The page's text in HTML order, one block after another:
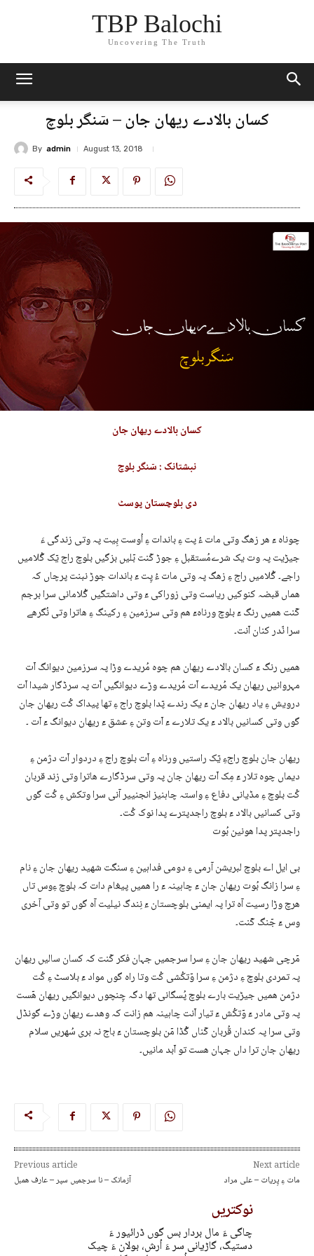
TBP Balochi
Uncovering The Truth
کسان بالادے ریھان جان – سٙنگر بلوچ
By admin August 13, 2018
کسان بالادے ریھان جان
نبشتانک : سٙنگر بلوچ
دی بلوچستان پوسٹ
چوناہ ءٙ ھر زھگ وتی مات ءُ پت ءِ باندات ءِ اُوست بِیت پہ وتی زندگی ءَ
جیڑیت پہ وت یک شرےمُستقبل ءِ جوڑ کٙنت بٙلیں بزگیں بلوچ راج یٙک گُلامیں
راجے۔ گُلامیں راج ءِ زھگ پہ وتی مات ءُ پِت ءٙ باندات جوڑ نبنت پرچاں کہ
ھماں قبضہ کنوکیں ریاست وتی زوراکی ءٙ وتی داشتگیں گُلامانی سرا برجم
کٙنت ھمیں رنگ ءٙ بلوچ ورناہءٙ ھم وتی سرزمین ءِ رکینگ ءِ ھاترا وتی نُگرھے
سرا نّدر کنان اٙنت۔
ھمیں رنگ ءٙ کسان بالادے ریھان ھم چوہ مُریدے وڑا پہ سرزمین دیوانگ اٙت
مہروانیں ریھان یک مُریدے اٙت مُریدے وڑے دیوانگیں اٙت پہ سرڈگار شیدا اٙت
درویش ءِ یاد ریھان جان ءٙ یک رندے پٙدا بلوچ راج ءِ تھا پیداک کُت ریھان جان
گوں وتی کسانیں بالاد ءٙ یک تلارے ءٙ اٙت وتن ءِ عشق ءٙ ریھان دیوانگ ءٙ اٙت ۔
ریھان جان بلوچ راجءِ یٙک راستیں ورناہ ءِ اٙت بلوچ راج ءِ دردوار اٙت دژمن ءِ
دیماں چوہ تلار ءٙ مِک اٙت ریھان جان پہ وتی سرڈگارے ھاترا وتی زند قربان
کُت بلوچ ءِ مڈیانی دفاع ءِ واستہ چاہنیز انجنییر آنی سرا وتکش ءِ کُت گوں
وتی کسانیں بالاد ءٙ بلوچ راجدپترے پدا نوک کُت۔
راجدپتر پدا ھونین بُوت
بی ایل اے بلوچ لبریشن آرمی ءِ دومی فداہین ءِ سنگت شھید ریھان جان ءِ نام
ءِ سرا زانگ بُوت ریھان جان ءٙ چاہینہ ءٙ را ھمیں پیغام دات کہ بلوچ ءِوس تاں
ھرچ وڑا رسیت آہ ترا پہ ایمنی بلوچستان ءٙ نِندگ نیلیت آہ گوں تو وتی آخری
وس ءٙ جٙنگ کٙنت۔
مٙرچی شھید ریھان جان ءِ سرا سرجمیں جہان فکر کٙنت کہ کسان سالیں ریھان
پہ تمردی بلوچ ءِ دژمن ءِ سرا وٙتکُشی کُت وتا راہ گوں مواد ءٙ بلاسٹ ءِ کُت
دژمن ھمیں جیڑیت بارے بلوچ پُسگانی تھا دگہ چِنچوں دیوانگیں ریھان ھٙست
پہ وتی مادر ءٙ وٙتکُش ءٙ تیار اٙنت چاہینہ ھم زانت کہ وھدے ریھان وڑے گونڈل
وتی سرا پہ کندان قُربان کٙناں گُڈا مٙن بلوچستان ءٙ باج نہ بری سُھریں سلام
ریھان جان ترا داں جہان ھست تو اٙبد مانیں۔
Previous article
آزمانک – نا سرجمیں سپر – عارف ھمبل
Next article
مات ءِ پِریات – علی مراد
نوکتریں
چاگی ءَ مال بردار بس گوں ڈرائیور ءَ
دستیگ، گاڑیانی سر ءَ اُرش، بولان ءَ چیک